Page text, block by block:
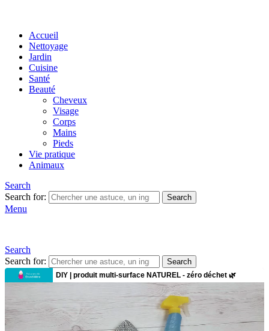
Accueil
Nettoyage
Jardin
Cuisine
Santé
Beauté
Cheveux
Visage
Corps
Mains
Pieds
Vie pratique
Animaux
Search
Search for:
Search
Menu
Search
Search for:
Search